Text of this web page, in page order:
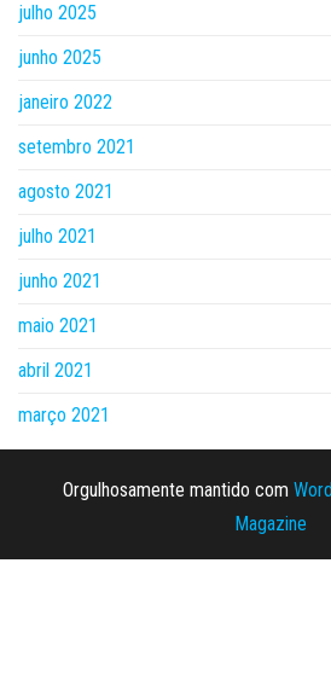
julho 2025
junho 2025
janeiro 2022
setembro 2021
agosto 2021
julho 2021
junho 2021
maio 2021
abril 2021
março 2021
Orgulhosamente mantido com
Magazine